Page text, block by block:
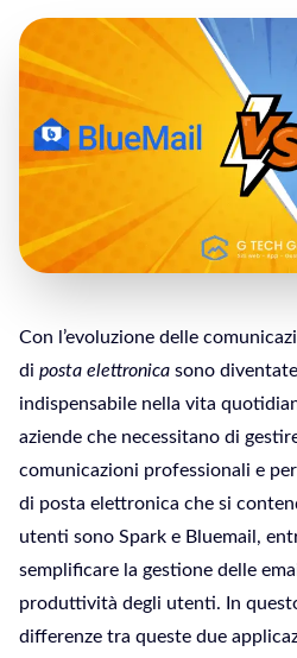
Con l’evoluzione delle
di posta elettronica sono
indispensabile nella vita
aziende che necessitano di
comunicazioni professionali e
di posta elettronica che si
utenti sono Spark e Bluemail,
semplificare la gestione delle
produttività degli utenti. In
differenze tra queste due